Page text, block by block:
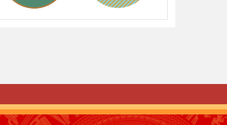
(27/11/2025, 00:00)
công xã Dliê Ya quản lý, khai
(07/08/2026, 00:00)